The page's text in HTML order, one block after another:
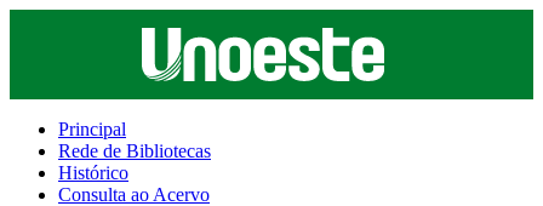
Principal
Rede de Bibliotecas
Histórico
Consulta ao Acervo